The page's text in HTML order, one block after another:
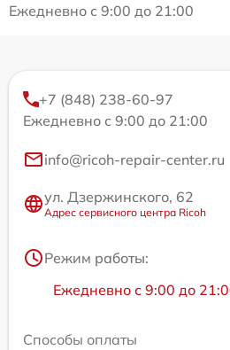
Ежедневно с 9:00 до 21:00
+7 (848) 238-60-97
Ежедневно с 9:00 до 21:00
info@ricoh-repair-center.ru
ул. Дзержинского, 62
Адрес сервисного центра Ricoh
Режим работы:
Ежедневно с 9:00 до
Способы оплаты